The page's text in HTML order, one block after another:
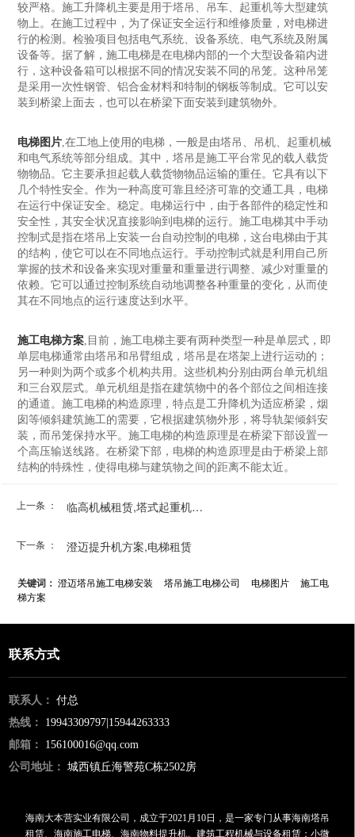
较严格。施工升降机主要是用于塔吊、吊车、起重机等大型建筑
物上。在施工过程中，为了保证安全运行和维修质量，对电梯进
行的检测。检验项目包括电气系统、设备系统、电气系统及附属
设备等。据了解，施工电梯是在电梯内部的一个大型设备箱内进
行，这种设备箱可以根据不同的情况安装不同的吊笼。这种吊笼
是采用一次性钢管、铝合金材料和特制的钢板等制成。它可以安
装到桥梁上面去，也可以在桥梁下面安装到建筑物外。
电梯图片,在工地上使用的电梯，一般是由塔吊、吊机、起重机械
和电气系统等部分组成。其中，塔吊是施工平台常见的载人载货
物物品。它主要承担起载人载货物物品运输的重任。它具有以下
几个特性安全。作为一种高度可靠且经济可靠的交通工具，电梯
在运行中保证安全。稳定。电梯运行中，由于各部件的稳定性和
安全性，其安全状况直接影响到电梯的运行。施工电梯其中手动
控制式是指在塔吊上安装一台自动控制的电梯，这台电梯由于其
的结构，使它可以在不同地点运行。手动控制式就是利用自己所
掌握的技术和设备来实现对重量和重量进行调整、减少对重量的
依赖。它可以通过控制系统自动地调整各种重量的变化，从而使
其在不同地点的运行速度达到水平。
施工电梯方案,目前，施工电梯主要有两种类型一种是单层式，即
单层电梯通常由塔吊和吊臂组成，塔吊是在塔架上进行运动的；
另一种则为两个或多个机构共用。这些机构分别由两台单元机组
和三台双层式。单元机组是指在建筑物中的各个部位之间相连接
的通道。施工电梯的构造原理，特点是工升降机为适应桥梁，烟
囱等倾斜建筑施工的需要，它根据建筑物外形，将导轨架倾斜安
装，而吊笼保持水平。施工电梯的构造原理是在桥梁下部设置一
个高压输送线路。在桥梁下部，电梯的构造原理是由于桥梁上部
结构的特殊性，使得电梯与建筑物之间的距离不能太近。
上一条 ： 临高机械租赁,塔式起重机安装
下一条 ： 澄迈提升机方案,电梯租赁
关键词： 澄迈塔吊施工电梯安装 塔吊施工电梯公司 电梯图片
施工电
梯方案
联系方式
联系人：
付总
热线：
19943309797|15944263333
邮箱：
156100016@qq.com
公司地址：
城西镇丘海警苑C栋2502房
海南大本营实业有限公司，成立于2021月10日，是一家专门从事海南塔吊
租赁、海南施工电梯、海南物料提升机。建筑工程机械与设备租赁；小微